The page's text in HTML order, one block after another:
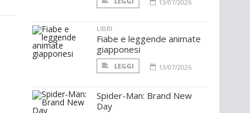
13/07/2026
LIBRI
Fiabe e leggende animate
giapponesi
LEGGI 13/07/2026
Spider-Man: Brand New
Day